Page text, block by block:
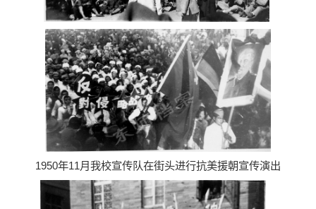
1950年11月我校宣传队在街头进行抗美援朝宣传演出